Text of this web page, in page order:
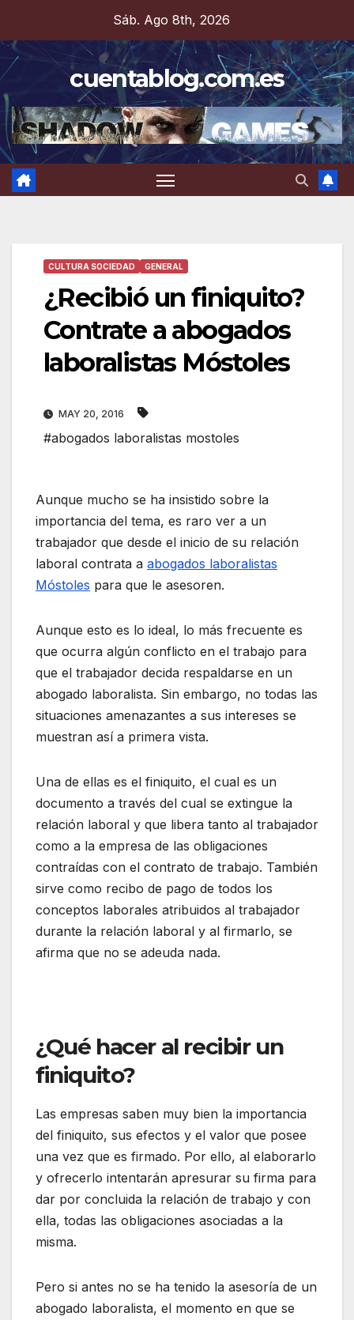
contenido
Sáb. Ago 8th, 2026
cuentablog.com.es
CULTURA SOCIEDAD GENERAL
¿Recibió un finiquito?
Contrate a abogados
laboralistas Móstoles
MAY 20, 2016
#abogados laboralistas mostoles
Aunque mucho se ha insistido sobre la
importancia del tema, es raro ver a un
trabajador que desde el inicio de su relación
laboral contrata a abogados laboralistas
Móstoles para que le asesoren.
Aunque esto es lo ideal, lo más frecuente es
que ocurra algún conflicto en el trabajo para
que el trabajador decida respaldarse en un
abogado laboralista. Sin embargo, no todas las
situaciones amenazantes a sus intereses se
muestran así a primera vista.
Una de ellas es el finiquito, el cual es un
documento a través del cual se extingue la
relación laboral y que libera tanto al trabajador
como a la empresa de las obligaciones
contraídas con el contrato de trabajo. También
sirve como recibo de pago de todos los
conceptos laborales atribuidos al trabajador
durante la relación laboral y al firmarlo, se
afirma que no se adeuda nada.
¿Qué hacer al recibir un
finiquito?
Las empresas saben muy bien la importancia
del finiquito, sus efectos y el valor que posee
una vez que es firmado. Por ello, al elaborarlo
y ofrecerlo intentarán apresurar su firma para
dar por concluida la relación de trabajo y con
ella, todas las obligaciones asociadas a la
misma.
Pero si antes no se ha tenido la asesoría de un
abogado laboralista, el momento en que se